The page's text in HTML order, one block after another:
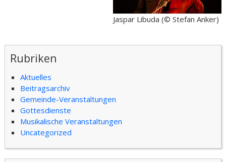
Jaspar Libuda (© Stefan Anker)
Rubriken
Aktuelles
Beitragsarchiv
Gemeinde-Veranstaltungen
Gottesdienste
Musikalische Veranstaltungen
Uncategorized